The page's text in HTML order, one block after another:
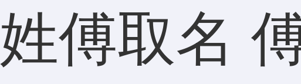
姓傅取名